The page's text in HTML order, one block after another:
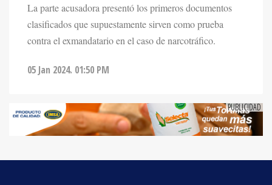
La parte acusadora presentó los primeros documentos
clasificados que supuestamente sirven como prueba
contra el exmandatario en el caso de narcotráfico.
05 Jan 2024. 01:50 PM